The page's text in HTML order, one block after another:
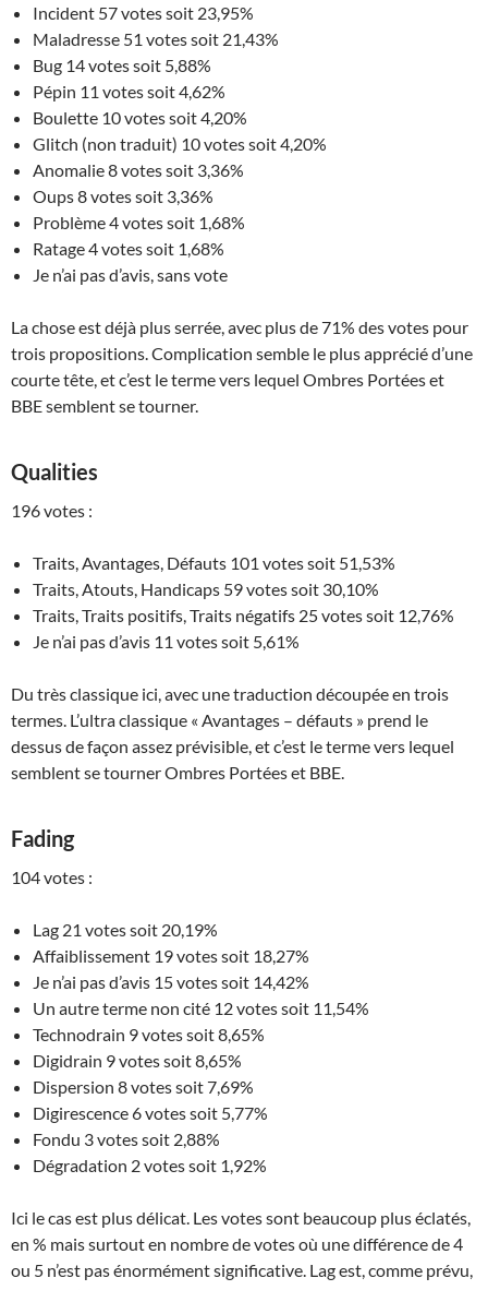
Incident 57 votes soit 23,95%
Maladresse 51 votes soit 21,43%
Bug 14 votes soit 5,88%
Pépin 11 votes soit 4,62%
Boulette 10 votes soit 4,20%
Glitch (non traduit) 10 votes soit 4,20%
Anomalie 8 votes soit 3,36%
Oups 8 votes soit 3,36%
Problème 4 votes soit 1,68%
Ratage 4 votes soit 1,68%
Je n’ai pas d’avis, sans vote
La chose est déjà plus serrée, avec plus de 71% des votes pour
trois propositions. Complication semble le plus apprécié d’une
courte tête, et c’est le terme vers lequel Ombres Portées et
BBE semblent se tourner.
Qualities
196 votes :
Traits, Avantages, Défauts 101 votes soit 51,53%
Traits, Atouts, Handicaps 59 votes soit 30,10%
Traits, Traits positifs, Traits négatifs 25 votes soit 12,76%
Je n’ai pas d’avis 11 votes soit 5,61%
Du très classique ici, avec une traduction découpée en trois
termes. L’ultra classique « Avantages – défauts » prend le
dessus de façon assez prévisible, et c’est le terme vers lequel
semblent se tourner Ombres Portées et BBE.
Fading
104 votes :
Lag 21 votes soit 20,19%
Affaiblissement 19 votes soit 18,27%
Je n’ai pas d’avis 15 votes soit 14,42%
Un autre terme non cité 12 votes soit 11,54%
Technodrain 9 votes soit 8,65%
Digidrain 9 votes soit 8,65%
Dispersion 8 votes soit 7,69%
Digirescence 6 votes soit 5,77%
Fondu 3 votes soit 2,88%
Dégradation 2 votes soit 1,92%
Ici le cas est plus délicat. Les votes sont beaucoup plus éclatés,
en % mais surtout en nombre de votes où une différence de 4
ou 5 n’est pas énormément significative. Lag est, comme prévu,